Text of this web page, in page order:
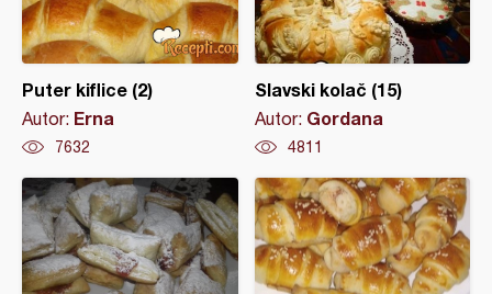
Puter kiflice (2)
Autor: Erna
7632
Slavski kolač (15)
Autor: Gordana
4811